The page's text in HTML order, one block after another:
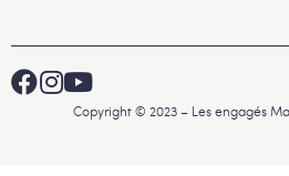
Copyright © 2023 – Les engagés